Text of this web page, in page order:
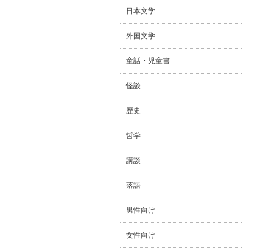
日本文学
外国文学
童話・児童書
怪談
歴史
哲学
講談
落語
男性向け
女性向け